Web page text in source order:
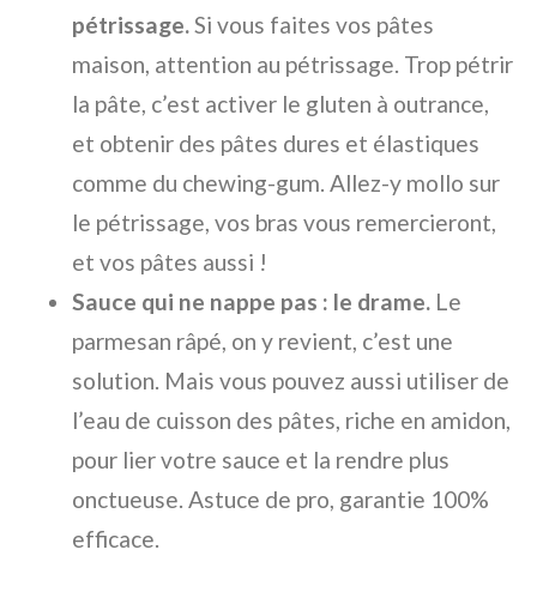
pétrissage.Si vous faites vos pâtes
maison, attention au pétrissage. Trop pétrir
la pâte, c’est activer le gluten à outrance,
et obtenir des pâtes dures et élastiques
comme du chewing-gum. Allez-y mollo sur
le pétrissage, vos bras vous remercieront,
et vos pâtes aussi !
Sauce qui ne nappe pas : le drame. Le
parmesan râpé, on y revient, c’est une
solution. Mais vous pouvez aussi utiliser de
l’eau de cuisson des pâtes, riche en amidon,
pour lier votre sauce et la rendre plus
onctueuse. Astuce de pro, garantie 100%
efficace.